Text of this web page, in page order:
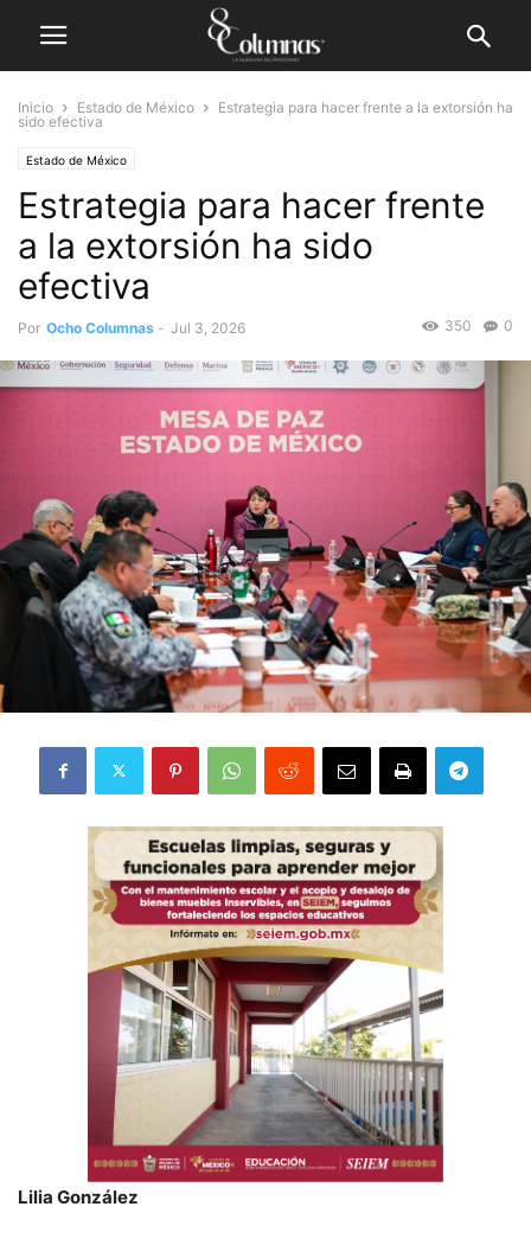
Inicio Estado de México
Estrategia para hacer frente a la extorsión ha
sido efectiva
Estado de México
Estrategia para hacer frente
a la extorsión ha sido
efectiva
Por Ocho Columnas - Jul 3, 2026 0
350
Lilia González